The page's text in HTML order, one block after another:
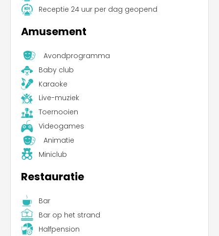
Receptie 24 uur per dag geopend
Amusement
Avondprogramma
Baby club
Karaoke
Live-muziek
Toernooien
Videogames
Animatie
Miniclub
Restauratie
Bar
Bar op het strand
Halfpension